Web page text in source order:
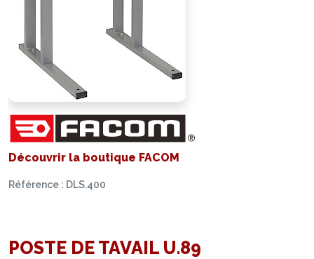
Découvrir la boutique FACOM
Référence : DLS.400
POSTE DE TAVAIL U.89